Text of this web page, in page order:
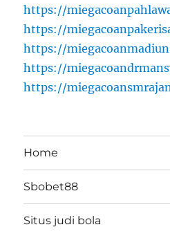
https://
https://
https://
https://
https://
Home
Sbobet88
Situs judi bola